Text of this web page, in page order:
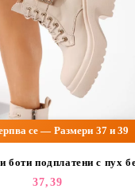
кожа Pixie #22799
се — Размери 37 и 39
боти подплатени с пух
37, 39